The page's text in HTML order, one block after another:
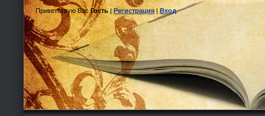
Приветствую Вас Гость|Регистрация|Вход